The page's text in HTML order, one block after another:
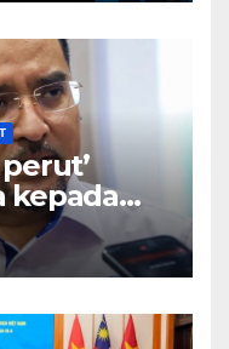
kepada
Wajdi